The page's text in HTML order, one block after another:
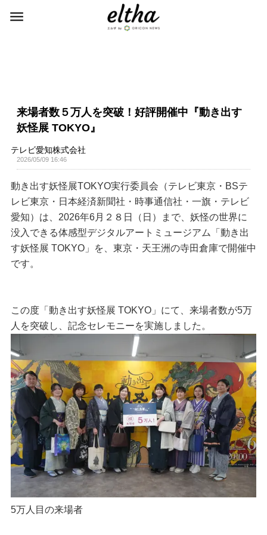
来場者数５万人を突破！好評開催中『動き出す
妖怪展 TOKYO』
テレビ愛知株式会社
2026/05/09 16:46
動き出す妖怪展TOKYO実行委員会（テレビ東京・BSテ
レビ東京・日本経済新聞社・時事通信社・一旗・テレビ
愛知）は、2026年6月２８日（日）まで、妖怪の世界に
没入できる体感型デジタルアートミュージアム「動き出
す妖怪展 TOKYO」を、東京・天王洲の寺田倉庫で開催中
です。
この度「動き出す妖怪展 TOKYO」にて、来場者数が5万
人を突破し、記念セレモニーを実施しました。
5万人目の来場者